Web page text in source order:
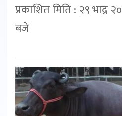
प्रकाशित मिति : २९ भाद्र
बजे